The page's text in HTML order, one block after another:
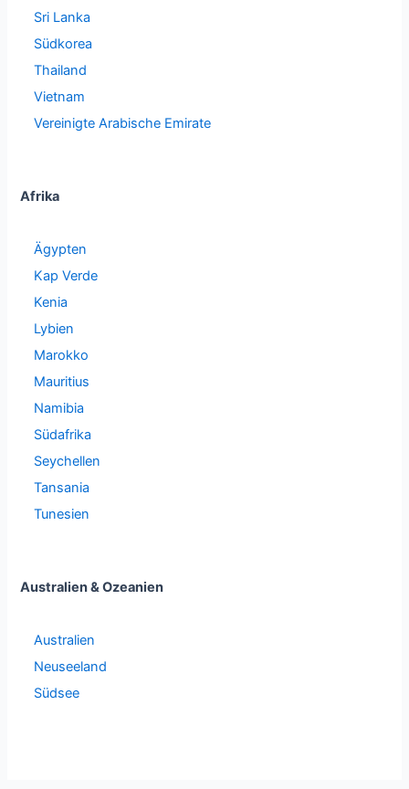
Sri Lanka
Südkorea
Thailand
Vietnam
Vereinigte Arabische Emirate
Afrika
Ägypten
Kap Verde
Kenia
Lybien
Marokko
Mauritius
Namibia
Südafrika
Seychellen
Tansania
Tunesien
Australien & Ozeanien
Australien
Neuseeland
Südsee